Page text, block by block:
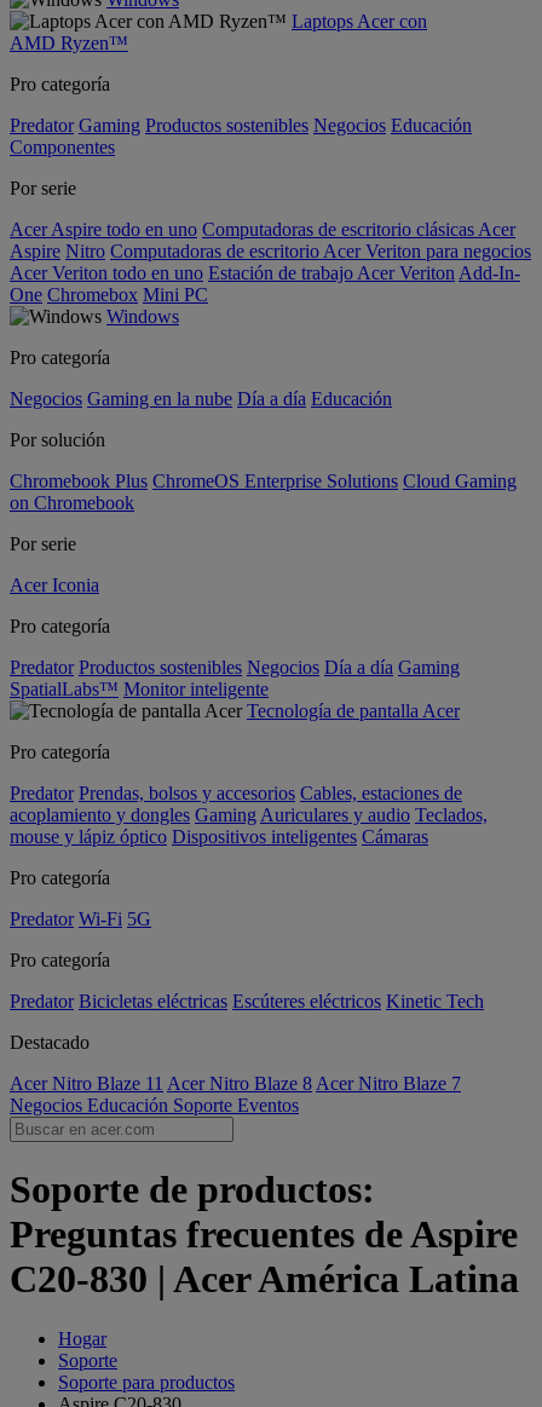
Laptops Acer con
AMD Ryzen™
Pro categoría
Predator Gaming Productos sostenibles Negocios Educación
Componentes
Por serie
Acer Aspire todo en uno Computadoras de escritorio clásicas Acer
Aspire Nitro Computadoras de escritorio Acer Veriton para negocios
Acer Veriton todo en uno Estación de trabajo Acer Veriton Add-In-
One Chromebox Mini PC
Windows
Pro categoría
Negocios Gaming en la nube Día a día Educación
Por solución
Chromebook Plus ChromeOS Enterprise Solutions Cloud Gaming
on Chromebook
Por serie
Acer Iconia
Pro categoría
Predator Productos sostenibles Negocios Día a día Gaming
SpatialLabs™ Monitor inteligente
Tecnología de pantalla Acer
Pro categoría
Predator Prendas, bolsos y accesorios Cables, estaciones de
acoplamiento y dongles Gaming Auriculares y audio Teclados,
mouse y lápiz óptico Dispositivos inteligentes Cámaras
Pro categoría
Predator Wi-Fi 5G
Pro categoría
Predator Bicicletas eléctricas Escúteres eléctricos Kinetic Tech
Destacado
Acer Nitro Blaze 11 Acer Nitro Blaze 8 Acer Nitro Blaze 7
Negocios Educación Soporte Eventos
Soporte de productos:
Preguntas frecuentes de Aspire
C20-830 | Acer América Latina
Hogar
Soporte
Soporte para productos